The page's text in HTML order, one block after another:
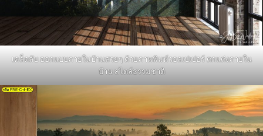
เคล็ดลับ ออกแบบภายในบ้านสวยๆ ด้วยภาพพิมพ์วอลเปเปอร์ ตกแต่งภายใน
บ้าน สไตล์ธรรมชาติ